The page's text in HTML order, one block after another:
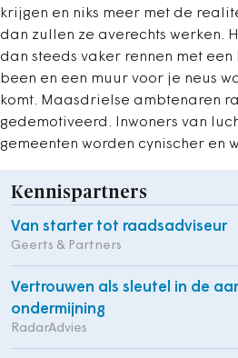
krijgen en niks meer met de
dan zullen ze averechts werken.
dan steeds vaker rennen met
been en een muur voor je neus
komt. Maasdrielse ambtenaren
gedemotiveerd. Inwoners van
gemeenten worden cynischer en
Kennispartners
Van starter tot raadsadviseur
Geerts & Partners
Vertrouwen als sleutel in de
ondermijning
RadarAdvies